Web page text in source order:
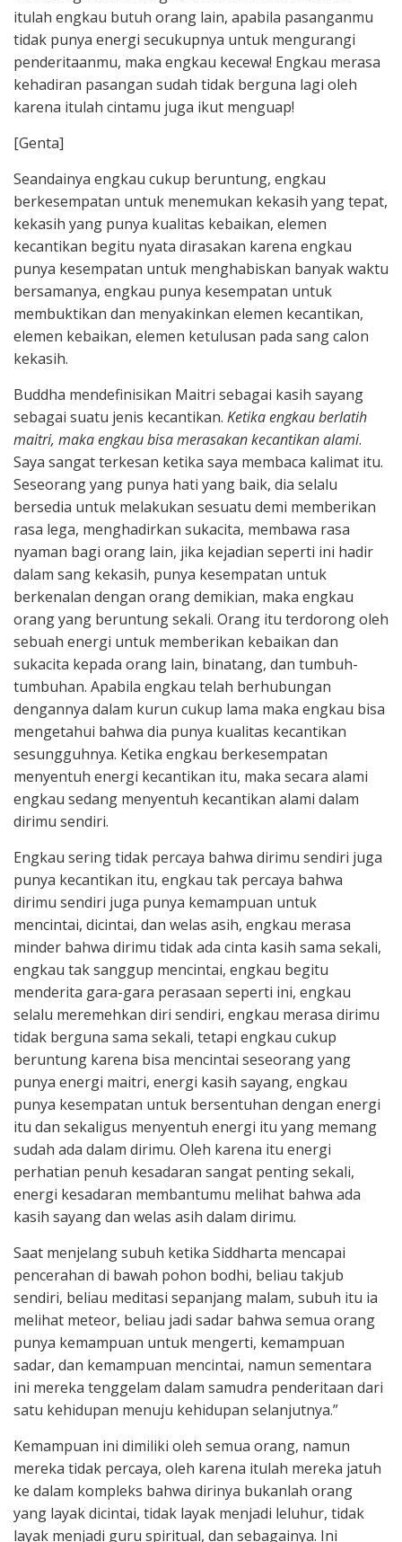
itulah engkau butuh orang lain, apabila pasanganmu
tidak punya energi secukupnya untuk mengurangi
penderitaanmu, maka engkau kecewa! Engkau merasa
kehadiran pasangan sudah tidak berguna lagi oleh
karena itulah cintamu juga ikut menguap!
[Genta]
Seandainya engkau cukup beruntung, engkau
berkesempatan untuk menemukan kekasih yang tepat,
kekasih yang punya kualitas kebaikan, elemen
kecantikan begitu nyata dirasakan karena engkau
punya kesempatan untuk menghabiskan banyak waktu
bersamanya, engkau punya kesempatan untuk
membuktikan dan menyakinkan elemen kecantikan,
elemen kebaikan, elemen ketulusan pada sang calon
kekasih.
Buddha mendefinisikan Maitri sebagai kasih sayang
sebagai suatu jenis kecantikan. Ketika engkau berlatih
maitri, maka engkau bisa merasakan kecantikan alami.
Saya sangat terkesan ketika saya membaca kalimat itu.
Seseorang yang punya hati yang baik, dia selalu
bersedia untuk melakukan sesuatu demi memberikan
rasa lega, menghadirkan sukacita, membawa rasa
nyaman bagi orang lain, jika kejadian seperti ini hadir
dalam sang kekasih, punya kesempatan untuk
berkenalan dengan orang demikian, maka engkau
orang yang beruntung sekali. Orang itu terdorong oleh
sebuah energi untuk memberikan kebaikan dan
sukacita kepada orang lain, binatang, dan tumbuh-
tumbuhan. Apabila engkau telah berhubungan
dengannya dalam kurun cukup lama maka engkau bisa
mengetahui bahwa dia punya kualitas kecantikan
sesungguhnya. Ketika engkau berkesempatan
menyentuh energi kecantikan itu, maka secara alami
engkau sedang menyentuh kecantikan alami dalam
dirimu sendiri.
Engkau sering tidak percaya bahwa dirimu sendiri juga
punya kecantikan itu, engkau tak percaya bahwa
dirimu sendiri juga punya kemampuan untuk
mencintai, dicintai, dan welas asih, engkau merasa
minder bahwa dirimu tidak ada cinta kasih sama sekali,
engkau tak sanggup mencintai, engkau begitu
menderita gara-gara perasaan seperti ini, engkau
selalu meremehkan diri sendiri, engkau merasa dirimu
tidak berguna sama sekali, tetapi engkau cukup
beruntung karena bisa mencintai seseorang yang
punya energi maitri, energi kasih sayang, engkau
punya kesempatan untuk bersentuhan dengan energi
itu dan sekaligus menyentuh energi itu yang memang
sudah ada dalam dirimu. Oleh karena itu energi
perhatian penuh kesadaran sangat penting sekali,
energi kesadaran membantumu melihat bahwa ada
kasih sayang dan welas asih dalam dirimu.
Saat menjelang subuh ketika Siddharta mencapai
pencerahan di bawah pohon bodhi, beliau takjub
sendiri, beliau meditasi sepanjang malam, subuh itu ia
melihat meteor, beliau jadi sadar bahwa semua orang
punya kemampuan untuk mengerti, kemampuan
sadar, dan kemampuan mencintai, namun sementara
ini mereka tenggelam dalam samudra penderitaan dari
satu kehidupan menuju kehidupan selanjutnya.”
Kemampuan ini dimiliki oleh semua orang, namun
mereka tidak percaya, oleh karena itulah mereka jatuh
ke dalam kompleks bahwa dirinya bukanlah orang
yang layak dicintai, tidak layak menjadi leluhur, tidak
layak menjadi guru spiritual, dan sebagainya. Ini